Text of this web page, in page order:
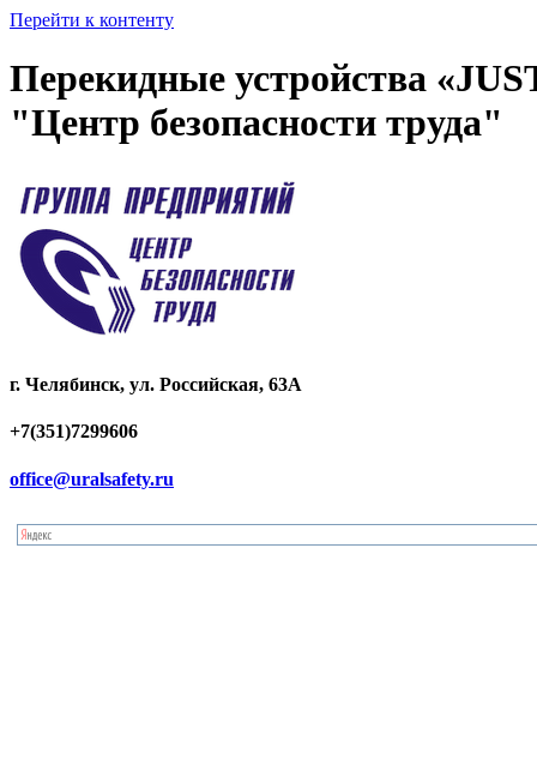
Перейти к контенту
Перекидные устройства
"Центр безопасности труда"
г. Челябинск, ул. Российская, 63А
+7(351)7299606
office@uralsafety.ru